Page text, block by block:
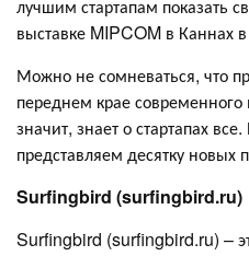
лучшим стартапам показать
выставке MIPCOM в Каннах в
Можно не сомневаться, что
переднем крае современного
значит, знает о стартапах
представляем десятку новых
Surfingbird (surfingbird.ru)
Surfingbird (surfingbird.ru) –